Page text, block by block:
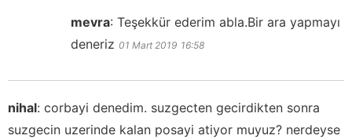
mevra: Teşekkür ederim abla.Bir ara yapmayı
deneriz 01 Mart 2019 16:58
nihal: corbayi denedim. suzgecten gecirdikten sonra
suzgecin uzerinde kalan posayi atiyor muyuz? nerdeyse